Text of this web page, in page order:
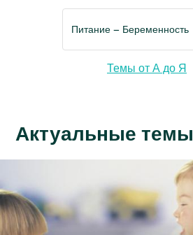
Питание – Беременность
Темы от А до Я
Актуальные темы